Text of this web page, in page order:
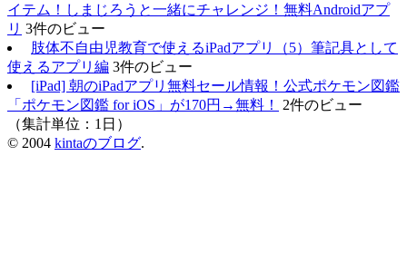
イテム！しまじろうと一緒にチャレンジ！無料Androidアプ
リ 3件のビュー
肢体不自由児教育で使えるiPadアプリ（5）筆記具として
使えるアプリ編 3件のビュー
[iPad] 朝のiPadアプリ無料セール情報！公式ポケモン図鑑
「ポケモン図鑑 for iOS」が170円→無料！
2件のビュー
（集計単位：1日）
© 2004 kintaのブログ.